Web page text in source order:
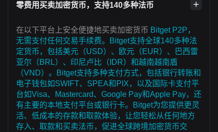
零费用买卖加密货币，支持140多种法币
在以下平台上安全便捷地买卖加密货币 Bitget P2P，
无需支付任何交易手续费。Bitget支持全球140多种法
定货币，包括美元（USD）、欧元（EUR）、巴西雷
亚尔（BRL）、印尼卢比（IDR）和越南越南盾
（VND）。Bitget支持多种支付方式，包括银行转账和
电子钱包如SWIFT、SPEA和PIX，以及国际卡支付平
台如Visa、Mastercard、Google Pay和Apple Pay，还
有主要的本地支付平台或银行卡。Bitget为您提供更灵
活、低成本的存款和取款体验，让您轻松从任何地方
存入、取款和买卖法币，促进全球跨境加密货币交